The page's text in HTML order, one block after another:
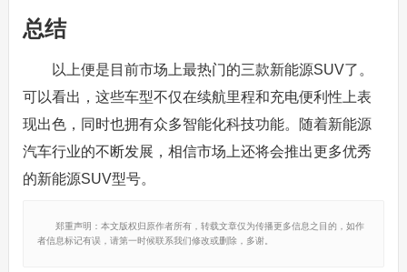
总结
以上便是目前市场上最热门的三款新能源SUV了。
可以看出，这些车型不仅在续航里程和充电便利性上表
现出色，同时也拥有众多智能化科技功能。随着新能源
汽车行业的不断发展，相信市场上还将会推出更多优秀
的新能源SUV型号。
郑重声明：本文版权归原作者所有，转载文章仅为传播更多信息之目的，如作
者信息标记有误，请第一时候联系我们修改或删除，多谢。